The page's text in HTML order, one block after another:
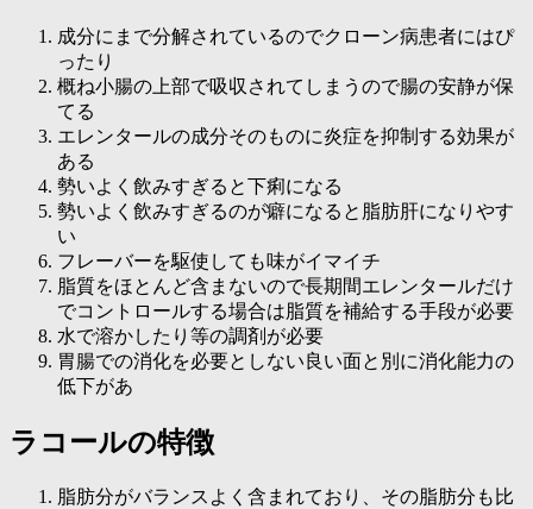
成分にまで分解されているのでクローン病患者にはぴ
ったり
概ね小腸の上部で吸収されてしまうので腸の安静が保
てる
エレンタールの成分そのものに炎症を抑制する効果が
ある
勢いよく飲みすぎると下痢になる
勢いよく飲みすぎるのが癖になると脂肪肝になりやす
い
フレーバーを駆使しても味がイマイチ
脂質をほとんど含まないので長期間エレンタールだけ
でコントロールする場合は脂質を補給する手段が必要
水で溶かしたり等の調剤が必要
胃腸での消化を必要としない良い面と別に消化能力の
低下があ
ラコールの特徴
脂肪分がバランスよく含まれており、その脂肪分も比